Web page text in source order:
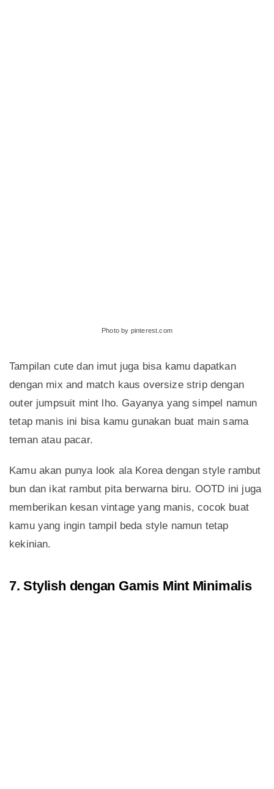
Photo by pinterest.com
Tampilan cute dan imut juga bisa kamu dapatkan
dengan mix and match kaus oversize strip dengan
outer jumpsuit mint lho. Gayanya yang simpel namun
tetap manis ini bisa kamu gunakan buat main sama
teman atau pacar.
Kamu akan punya look ala Korea dengan style rambut
bun dan ikat rambut pita berwarna biru. OOTD ini juga
memberikan kesan vintage yang manis, cocok buat
kamu yang ingin tampil beda style namun tetap
kekinian.
7. Stylish dengan Gamis Mint Minimalis